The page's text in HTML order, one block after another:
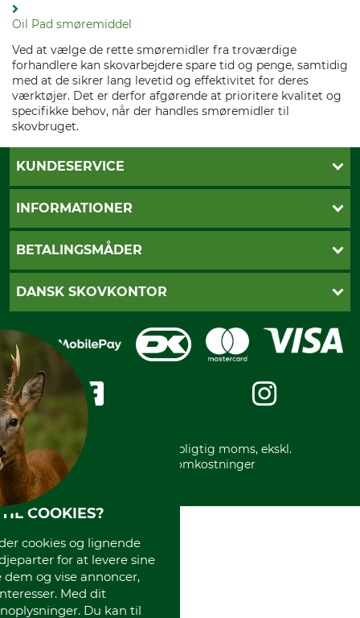
Oil Pad smøremiddel
Ved at vælge de rette smøremidler fra troværdige
forhandlere kan skovarbejdere spare tid og penge, samtidig
med at de sikrer lang levetid og effektivitet for deres
værktøjer. Det er derfor afgørende at prioritere kvalitet og
specifikke behov, når der handles smøremidler til
skovbruget.
KUNDESERVICE
Kontakt
Cookie-indstillinger
INFORMATIONER
Betalingsmåder
Privatlivspolitik
Handelsbetingelser
Impressum
Gratis returlabel
BETALINGSMÅDER
Dankort
Kreditkort
DANSK SKOVKONTOR
Karriere
Messe datoer
Om os
International
* Alle priser inkl. lovpligtig moms, ekskl.
forsendelsesomkostninger
COOKIES?
cookies og lignende
for at levere sine
og vise annoncer,
Med dit
Du kan til